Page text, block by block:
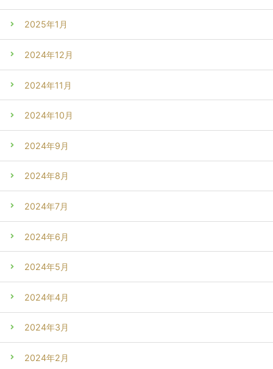
2025年1月
2024年12月
2024年11月
2024年10月
2024年9月
2024年8月
2024年7月
2024年6月
2024年5月
2024年4月
2024年3月
2024年2月